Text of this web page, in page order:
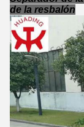
de la resbalón